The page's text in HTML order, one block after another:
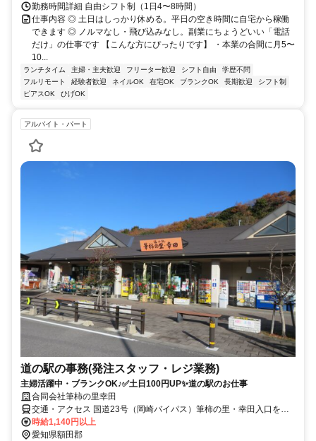
勤務時間詳細 自由シフト制（1日4〜8時間）
仕事内容 ◎ 土日はしっかり休める。平日の空き時間に自宅から稼働
できます ◎ ノルマなし・飛び込みなし。副業にちょうどいい「電話
だけ」の仕事です 【こんな方にぴったりです】 ・本業の合間に月5〜
10...
ランチタイム 主婦・主夫歓迎 フリーター歓迎 シフト自由
学歴不問
フルリモート
経験者歓迎 ネイルOK 在宅OK ブランクOK 長期歓迎
シフト制
ピアスOK
ひげOK
アルバイト・パート
道の駅の事務(発注スタッフ・レジ業務)
主婦活躍中・ブランクOK♪✅土日100円UP✨道の駅のお仕事
合同会社筆柿の里幸田
交通・アクセス 国道23号（岡崎バイパス）筆柿の里・幸田入口を左
折 ◎車通勤OK
時給1,140円以上
愛知県額田郡